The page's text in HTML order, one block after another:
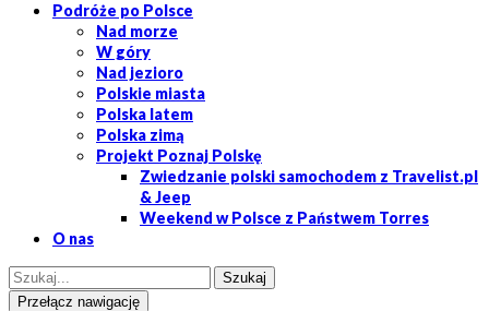
Podróże po Polsce
Nad morze
W góry
Nad jezioro
Polskie miasta
Polska latem
Polska zimą
Projekt Poznaj Polskę
Zwiedzanie polski samochodem z Travelist.pl
& Jeep
Weekend w Polsce z Państwem Torres
O nas
Przełącz nawigację